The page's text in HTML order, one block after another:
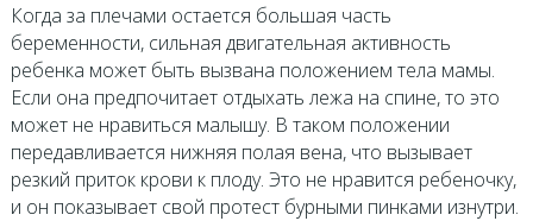
Когда за плечами остается большая часть
беременности, сильная двигательная активность
ребенка может быть вызвана положением тела мамы.
Если она предпочитает отдыхать лежа на спине, то это
может не нравиться малышу. В таком положении
передавливается нижняя полая вена, что вызывает
резкий приток крови к плоду. Это не нравится ребеночку,
и он показывает свой протест бурными пинками изнутри.